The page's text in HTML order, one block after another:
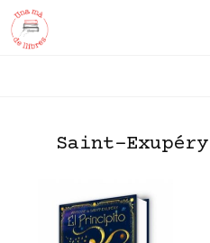
Saint-